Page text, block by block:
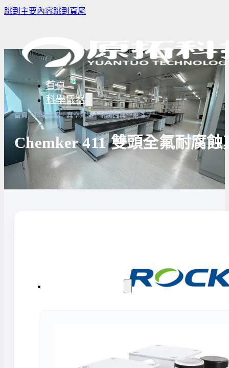
跳到主要內容跳到頁尾
首頁
科學儀器
樣品濃縮/乾燥前處理設備
微量分注吸管pipette
實驗室攪拌器 | 振盪機
實驗室冰箱 / 冷凍櫃
高溫爐
生物安全
高壓滅菌
實驗室紫
實驗桌規劃設計與訂製 地板鋪設工程
首頁 / 科學儀器 / 真空幫浦 / 耐腐蝕真空幫浦
Chemker 411 雙頭全氟耐腐蝕